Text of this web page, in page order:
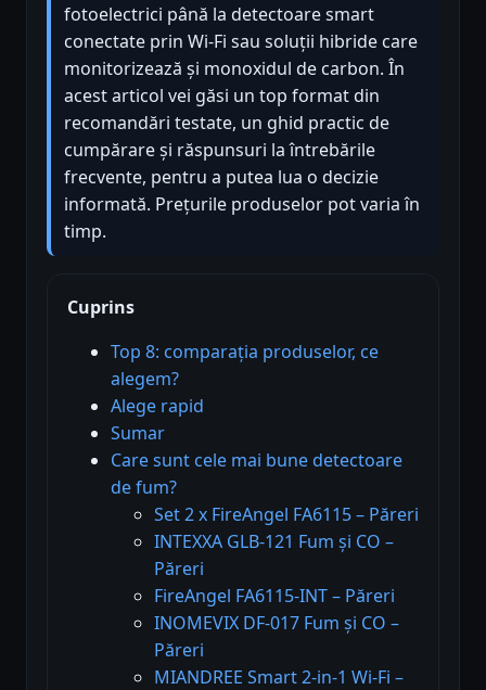
fotoelectrici până la detectoare smart
conectate prin Wi-Fi sau soluții hibride care
monitorizează și monoxidul de carbon. În
acest articol vei găsi un top format din
recomandări testate, un ghid practic de
cumpărare și răspunsuri la întrebările
frecvente, pentru a putea lua o decizie
informată. Prețurile produselor pot varia în
timp.
Cuprins
Top 8: comparația produselor, ce
alegem?
Alege rapid
Sumar
Care sunt cele mai bune detectoare
de fum?
Set 2 x FireAngel FA6115 – Păreri
INTEXXA GLB-121 Fum și CO –
Păreri
FireAngel FA6115-INT – Păreri
INOMEVIX DF-017 Fum și CO –
Păreri
MIANDREE Smart 2-in-1 Wi-Fi –